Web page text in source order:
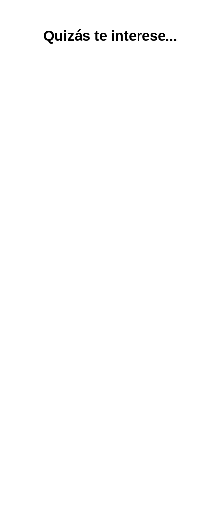
Quizás te interese...